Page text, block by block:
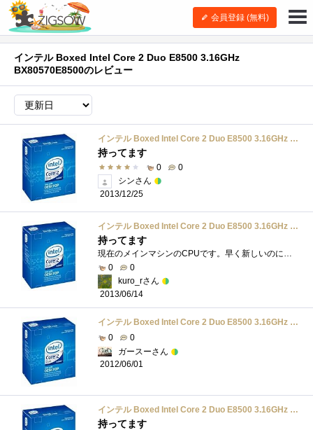
会員登録 (無料)
インテル Boxed Intel Core 2 Duo E8500 3.16GHz
BX80570E8500のレビュー
インテル Boxed Intel Core 2 Duo E8500 3.16GHz BX80570E8500
持ってます
0
0
シンさん
2013/12/25
インテル Boxed Intel Core 2 Duo E8500 3.16GHz BX80570E8500
持ってます
現在のメインマシンのCPUです。早く新しいのにしたいとかおもってるうちに３世代目はグリスバーガーだし4世代目もグリスバーガーだし・・・・�...
0
0
kuro_rさん
2013/06/14
インテル Boxed Intel Core 2 Duo E8500 3.16GHz BX80570E8500
0
0
ガースーさん
2012/06/01
インテル Boxed Intel Core 2 Duo E8500 3.16GHz BX80570E8500
持ってます